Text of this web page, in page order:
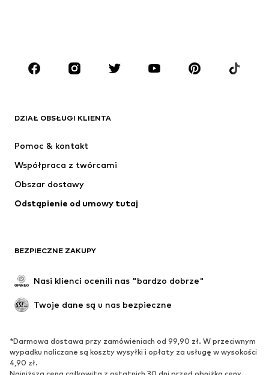
MARKI
Next
NAME IT
DZIAŁ OBSŁUGI KLIENTA
Pomoc & kontakt
Współpraca z twórcami
Obszar dostawy
Odstąpienie od umowy tutaj
BEZPIECZNE ZAKUPY
Nasi klienci ocenili nas "bardzo dobrze"
Twoje dane są u nas bezpieczne
*Darmowa dostawa przy zamówieniach od 99,90 zł. W przeciwnym
wypadku naliczane są koszty wysyłki i opłaty za usługę w wysokości
4,90 zł.